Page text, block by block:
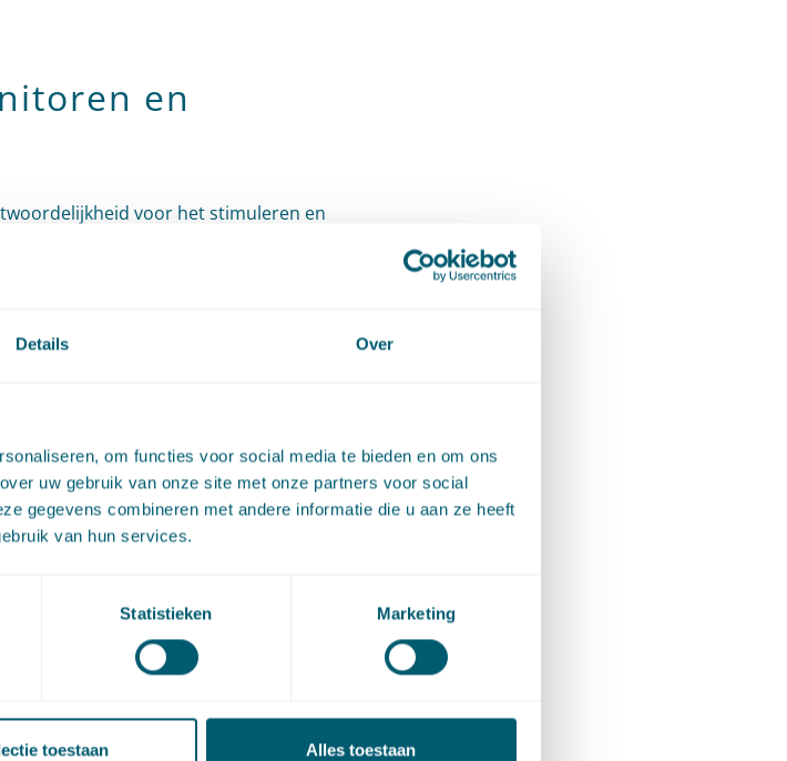
Details Over
om functies voor social media te bieden en om ons
uw gebruik van onze site met onze partners voor social
gegevens combineren met andere informatie die u aan ze heeft
van hun services.
Statistieken Marketing
toestaan Alles toestaan
en
voor het stimuleren en
kan daarbij gebruikt worden als
van asbestdaken, om de
successen te kunnen melden.
sanering van asbestdaken aan